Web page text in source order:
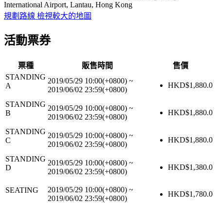
International Airport, Lantau, Hong Kong
規劃路線 檢視較大的地圖
活動票券
票種 販售時間
售價
STANDING
A
2019/05/29 10:00(+0800) ~
2019/06/02 23:59(+0800)
HKD$1,880.0
STANDING
B
2019/05/29 10:00(+0800) ~
2019/06/02 23:59(+0800)
HKD$1,880.0
STANDING
C
2019/05/29 10:00(+0800) ~
2019/06/02 23:59(+0800)
HKD$1,880.0
STANDING
D
2019/05/29 10:00(+0800) ~
2019/06/02 23:59(+0800)
HKD$1,380.0
SEATING 2019/05/29 10:00(+0800) ~
2019/06/02 23:59(+0800)
HKD$1,780.0